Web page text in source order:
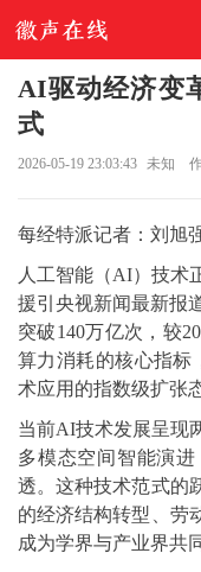
AI驱动经济变
式
2026-05-19 23:03:43 未知
每经特派记者：刘旭
人工智能（AI）技术
援引央视新闻最新报
突破140万亿次，较
算力消耗的核心指标
术应用的指数级扩张
当前AI技术发展呈现
多模态空间智能演
透。这种技术范式的
的经济结构转型、劳
成为学界与产业界共